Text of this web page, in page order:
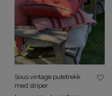
Sous vintage putetrekk
med striper